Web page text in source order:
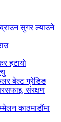
ब्राउन सुगर ल्याउने
हटायो
बेल्ट ग्रेडिङ
संरक्षण
काठमाडौंमा